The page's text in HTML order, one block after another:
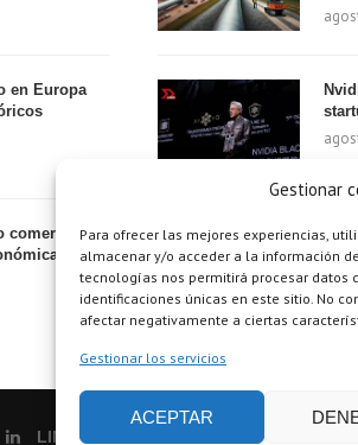
Gestionar
Para ofrecer las mejores experiencias,
almacenar y/o acceder a la información
tecnologías nos permitirá procesar datos
identificaciones únicas en este sitio. No
afectar negativamente a ciertas
Gestionar los servicios
ACEPTAR
en Europa
comercio en
LINKEDIN